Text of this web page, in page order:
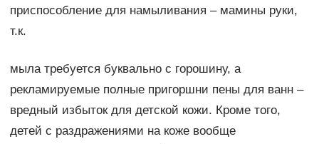
приспособление для намыливания – мамины руки,
т.к.
мыла требуется буквально с горошину, а
рекламируемые полные пригоршни пены для ванн –
вредный избыток для детской кожи. Кроме того,
детей с раздражениями на коже вообще